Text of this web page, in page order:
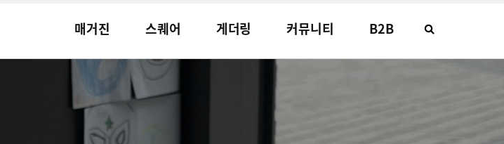
매거진 스퀘어 게더링 커뮤니티 B2B